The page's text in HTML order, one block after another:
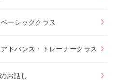
ーシッククラス
ドバンス・トレーナークラス
お話し